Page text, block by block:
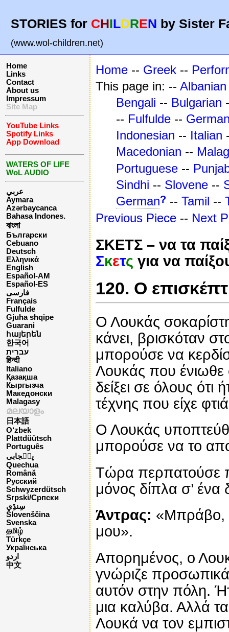
STORIES for CHILDREN by Sister
(www.wol-children.net)
Home
Links
Contact
About us
Impressum
Site Map
YouTube Links
Spotify Links
App Download
WATERS OF LIFE
WoL AUDIO
عربي
Aymara
Azərbaycanca
Bahasa Indones.
বাংলা
Български
Cebuano
Deutsch
Ελληνικά
English
Español-AM
Español-ES
فارسی
Français
Fulfulde
Gjuha shqipe
Guarani
հայերեն
한국어
עברית
हिन्दी
Italiano
Қазақша
Кыргызча
Македонски
Malagasy
മലയാളം
日本語
O‘zbek
Plattdüütsch
Português
پن٘جابی
Quechua
Română
Русский
Schwyzerdütsch
Srpski/Српски
Slovenščina
Svenska
தமிழ்
Türkçe
Українська
اردو
中文
Home -- Greek --
This page in: -- Albanian
Bengali -- Bulgarian
-- Fulfulde --
Indonesian -- Italian
Macedonian --
Portuguese --
Sindhi -- Slovene --
German? -- Tamil --
Previous Piece -- Next
ΣΚΕΤΣ – να τα
Σκετς για να
120. Ο
Ο Λουκάς
κάνει, βρισκόταν
μπορούσε να
Λουκάς που ένιωθε
δείξει σε όλους
τέχνης που είχε
Ο Λουκάς
μπορούσε να το
Τώρα περπατούσε
μόνος δίπλα σ’ ένα
Άντρας: «Μπράβο,
μου».
Απορημένος, ο
γνώριζε
αυτόν στην πόλη.
μια καλύβα. Αλλά
Λουκά να τον